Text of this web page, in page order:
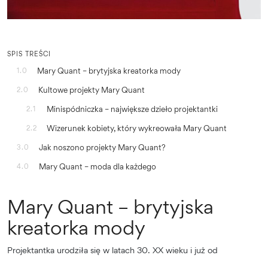
SPIS TREŚCI
1.0
Mary Quant – brytyjska kreatorka mody
2.0 Kultowe projekty Mary Quant
2.1 Minispódniczka – największe dzieło projektantki
2.2 Wizerunek kobiety, który wykreowała Mary Quant
3.0 Jak noszono projekty Mary Quant?
4.0 Mary Quant – moda dla każdego
Mary Quant – brytyjska
kreatorka mody
Projektantka urodziła się w latach 30. XX wieku i już od